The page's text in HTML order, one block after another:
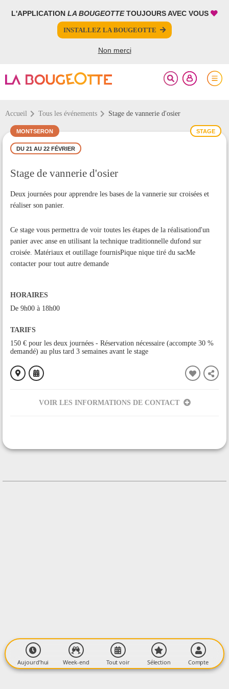
L'APPLICATION LA BOUGEOTTETOUJOURS AVEC VOUS
INSTALLEZ LA BOUGEOTTE
Non merci
Accueil Tous les événements Stage de vannerie d'osier
STAGE
MONTSERON
DU 21 AU 22 FÉVRIER
Stage de vannerie d'osier
Deux journées pour apprendre les bases de la vannerie sur croisées et
réaliser son panier.
Ce stage vous permettra de voir toutes les étapes de la réalisationd'un
panier avec anse en utilisant la technique traditionnelle dufond sur
croisée. Matériaux et outillage fournisPique nique tiré du sacMe
contacter pour tout autre demande
HORAIRES
De 9h00 à 18h00
TARIFS
150 € pour les deux journées - Réservation nécessaire (accompte 30 %
demandé) au plus tard 3 semaines avant le stage
VOIR LES INFORMATIONS DE CONTACT
CONTACT
Contacter l'organisateur
FERMER
PARTAGER
Aujourd’hui Week-end Tout voir Sélection Compte
FERMER
Votre inscription à la newsletter a été effectuée.